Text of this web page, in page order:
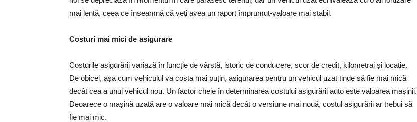
mai lentă, ceea ce înseamnă că veți avea un raport împrumut-valoare mai stabil.
Costuri mai mici de asigurare
Costurile asigurării variază în funcție de vârstă, istoric de conducere, scor de credit, kilometraj și locație.
De obicei, așa cum vehiculul va costa mai puțin, asigurarea pentru un vehicul uzat tinde să fie mai mică
decât cea a unui vehicul nou. Un factor cheie în determinarea costului asigurării auto este valoarea mașinii.
Deoarece o mașină uzată are o valoare mai mică decât o versiune mai nouă, costul asigurării ar trebui să
fie mai mic.